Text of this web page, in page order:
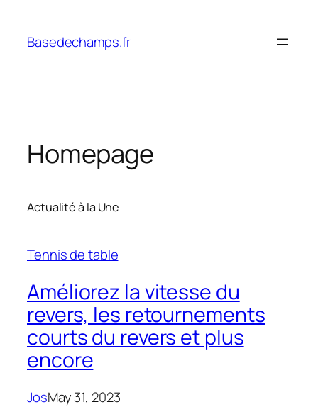
content
Basedechamps.fr
Homepage
Actualité à la Une
Tennis de table
Améliorez la vitesse du
revers, les retournements
courts du revers et plus
encore
JosMay 31, 2023